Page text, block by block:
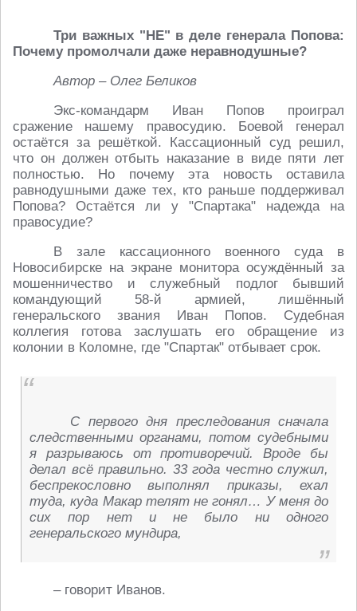
Три важных "НЕ" в деле генерала Попова:
Почему промолчали даже неравнодушные?
Автор – Олег Беликов
Экс-командарм Иван Попов проиграл
сражение нашему правосудию. Боевой генерал
остаётся за решёткой. Кассационный суд решил,
что он должен отбыть наказание в виде пяти лет
полностью. Но почему эта новость оставила
равнодушными даже тех, кто раньше поддерживал
Попова? Остаётся ли у "Спартака" надежда на
правосудие?
В зале кассационного военного суда в
Новосибирске на экране монитора осуждённый за
мошенничество и служебный подлог бывший
командующий 58-й армией, лишённый
генеральского звания Иван Попов. Судебная
коллегия готова заслушать его обращение из
колонии в Коломне, где "Спартак" отбывает срок.
С первого дня преследования сначала
следственными органами, потом судебными
я разрываюсь от противоречий. Вроде бы
делал всё правильно. 33 года честно служил,
беспрекословно выполнял приказы, ехал
туда, куда Макар телят не гонял… У меня до
сих пор нет и не было ни одного
генеральского мундира,
– говорит Иванов.